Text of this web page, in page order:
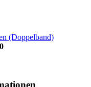
(Doppelband)